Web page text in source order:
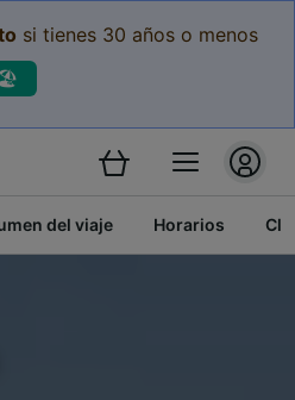
si tienes 30 años o menos
🏖️
del viaje Horarios